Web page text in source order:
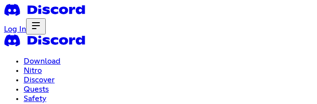
Log In
Download
Nitro
Discover
Quests
Safety